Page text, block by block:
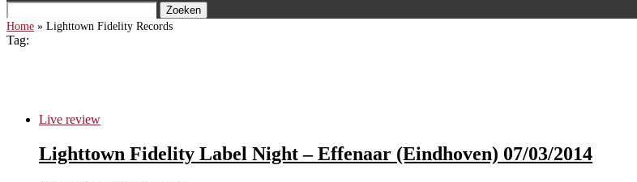
Zoeken
Home » Lighttown Fidelity Records
Tag:
Live review
Lighttown Fidelity Label Night – Effenaar (Eindhoven) 07/03/2014